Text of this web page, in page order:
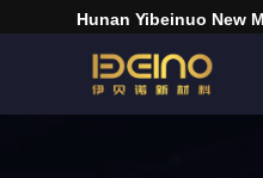
Hunan Yibeinuo New